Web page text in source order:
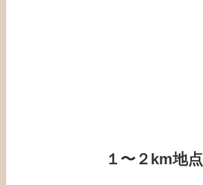
１〜２km地点